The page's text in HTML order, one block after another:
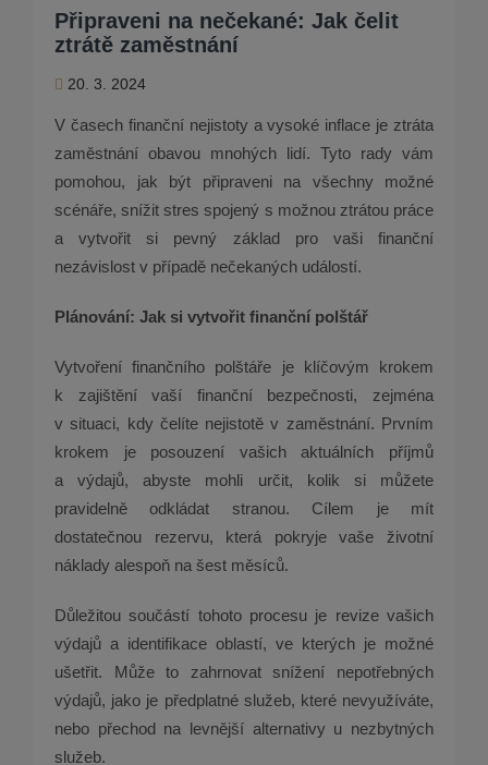
Připraveni na nečekané: Jak čelit
ztrátě zaměstnání
20. 3. 2024
V časech finanční nejistoty a vysoké inflace je ztráta
zaměstnání obavou mnohých lidí. Tyto rady vám
pomohou, jak být připraveni na všechny možné
scénáře, snížit stres spojený s možnou ztrátou práce
a vytvořit si pevný základ pro vaši finanční
nezávislost v případě nečekaných událostí.
Plánování: Jak si vytvořit finanční polštář
Vytvoření finančního polštáře je klíčovým krokem
k zajištění vaší finanční bezpečnosti, zejména
v situaci, kdy čelíte nejistotě v zaměstnání. Prvním
krokem je posouzení vašich aktuálních příjmů
a výdajů, abyste mohli určit, kolik si můžete
pravidelně odkládat stranou. Cílem je mít
dostatečnou rezervu, která pokryje vaše životní
náklady alespoň na šest měsíců.
Důležitou součástí tohoto procesu je revize vašich
výdajů a identifikace oblastí, ve kterých je možné
ušetřit. Může to zahrnovat snížení nepotřebných
výdajů, jako je předplatné služeb, které nevyužíváte,
nebo přechod na levnější alternativy u nezbytných
služeb.